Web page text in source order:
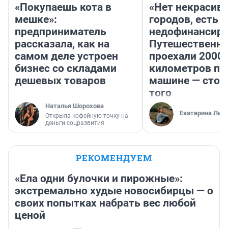
«Покупаешь кота в
мешке»:
предприниматель
рассказала, как на
самом деле устроен
бизнес со складами
дешевых товаров
Наталья Шорохова
Открыла кофейную точку на
деньги соцразвития
«Нет
городов, есть
проехали 2000
километров по
машине —
того
Екатерина
РЕКОМЕНДУЕМ
«Ела одни булочки и пирожные»:
экстремально худые новосибирцы — о
своих попытках набрать вес любой
ценой